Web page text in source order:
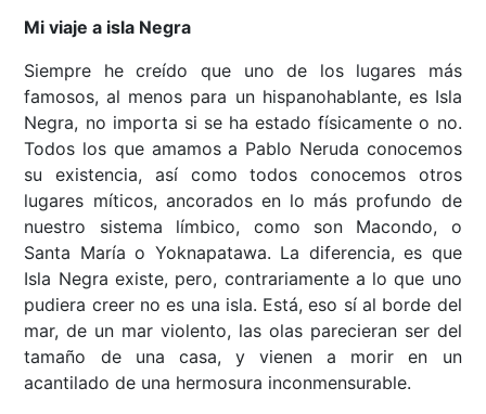
Mi viaje a isla Negra
Siempre he creído que uno de los lugares más
famosos, al menos para un hispanohablante, es Isla
Negra, no importa si se ha estado físicamente o no.
Todos los que amamos a Pablo Neruda conocemos
su existencia, así como todos conocemos otros
lugares míticos, ancorados en lo más profundo de
nuestro sistema límbico, como son Macondo, o
Santa María o Yoknapatawa. La diferencia, es que
Isla Negra existe, pero, contrariamente a lo que uno
pudiera creer no es una isla. Está, eso sí al borde del
mar, de un mar violento, las olas parecieran ser del
tamaño de una casa, y vienen a morir en un
acantilado de una hermosura inconmensurable.